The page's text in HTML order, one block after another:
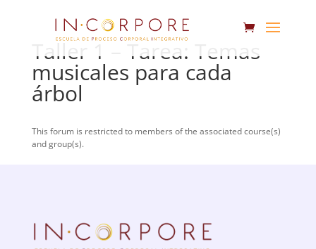
Taller 1 – Tarea: Temas
musicales para cada
árbol
This forum is restricted to members of the associated course(s)
and group(s).